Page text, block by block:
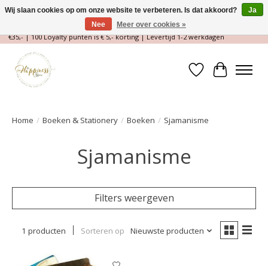
Magische Conceptstore, Edelstenen & Spirituele winkel | Gratis verzending >
€35,- | 100 Loyalty punten is € 5,- korting | Levertijd 1-2 werkdagen
Verlanglijst
Home / Boeken & Stationery / Boeken / Sjamanisme
Sjamanisme
Filters weergeven
1 producten Sorteren op Nieuwste producten
Wij slaan cookies op om onze website te verbeteren. Is dat akkoord?
Ja
Nee
Meer over cookies »